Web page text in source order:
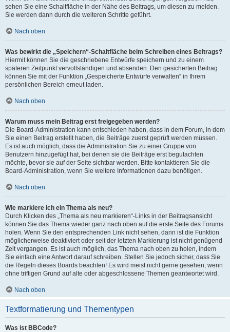
sehen Sie eine Schaltfläche in der Nähe des Beitrags, um diesen zu melden.
Sie werden dann durch die weiteren Schritte geführt.
Nach oben
Was bewirkt die „Speichern“-Schaltfläche beim Schreiben eines Beitrags?
Hiermit können Sie die geschriebene Entwürfe speichern und zu einem
späteren Zeitpunkt vervollständigen und absenden. Den gesicherten Beitrag
können Sie mit der Funktion „Gespeicherte Entwürfe verwalten“ in Ihrem
persönlichen Bereich erneut laden.
Nach oben
Warum muss mein Beitrag erst freigegeben werden?
Die Board-Administration kann entschieden haben, dass in dem Forum, in dem
Sie einen Beitrag erstellt haben, die Beiträge zuerst geprüft werden müssen.
Es ist auch möglich, dass die Administration Sie zu einer Gruppe von
Benutzern hinzugefügt hat, bei denen sie die Beiträge erst begutachten
möchte, bevor sie auf der Seite sichtbar werden. Bitte kontaktieren Sie die
Board-Administration, wenn Sie weitere Informationen dazu benötigen.
Nach oben
Wie markiere ich ein Thema als neu?
Durch Klicken des „Thema als neu markieren“-Links in der Beitragsansicht
können Sie das Thema wieder ganz nach oben auf die erste Seite des Forums
holen. Wenn Sie den entsprechenden Link nicht sehen, dann ist die Funktion
möglicherweise deaktiviert oder seit der letzten Markierung ist nicht genügend
Zeit vergangen. Es ist auch möglich, das Thema nach oben zu holen, indem
Sie einfach eine Antwort darauf schreiben. Stellen Sie jedoch sicher, dass Sie
die Regeln dieses Boards beachten! Es wird meist nicht gerne gesehen, wenn
ohne triftigen Grund auf alte oder abgeschlossene Themen geantwortet wird.
Nach oben
Textformatierung und Thementypen
Was ist BBCode?